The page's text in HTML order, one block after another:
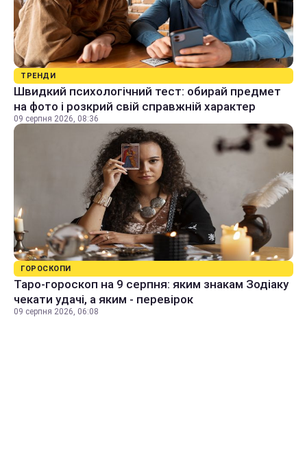
ТРЕНДИ
Швидкий психологічний тест: обирай предмет
на фото і розкрий свій справжній характер
09 серпня 2026, 08:36
ГОРОСКОПИ
Таро-гороскоп на 9 серпня: яким знакам Зодіаку
чекати удачі, а яким - перевірок
09 серпня 2026, 06:08